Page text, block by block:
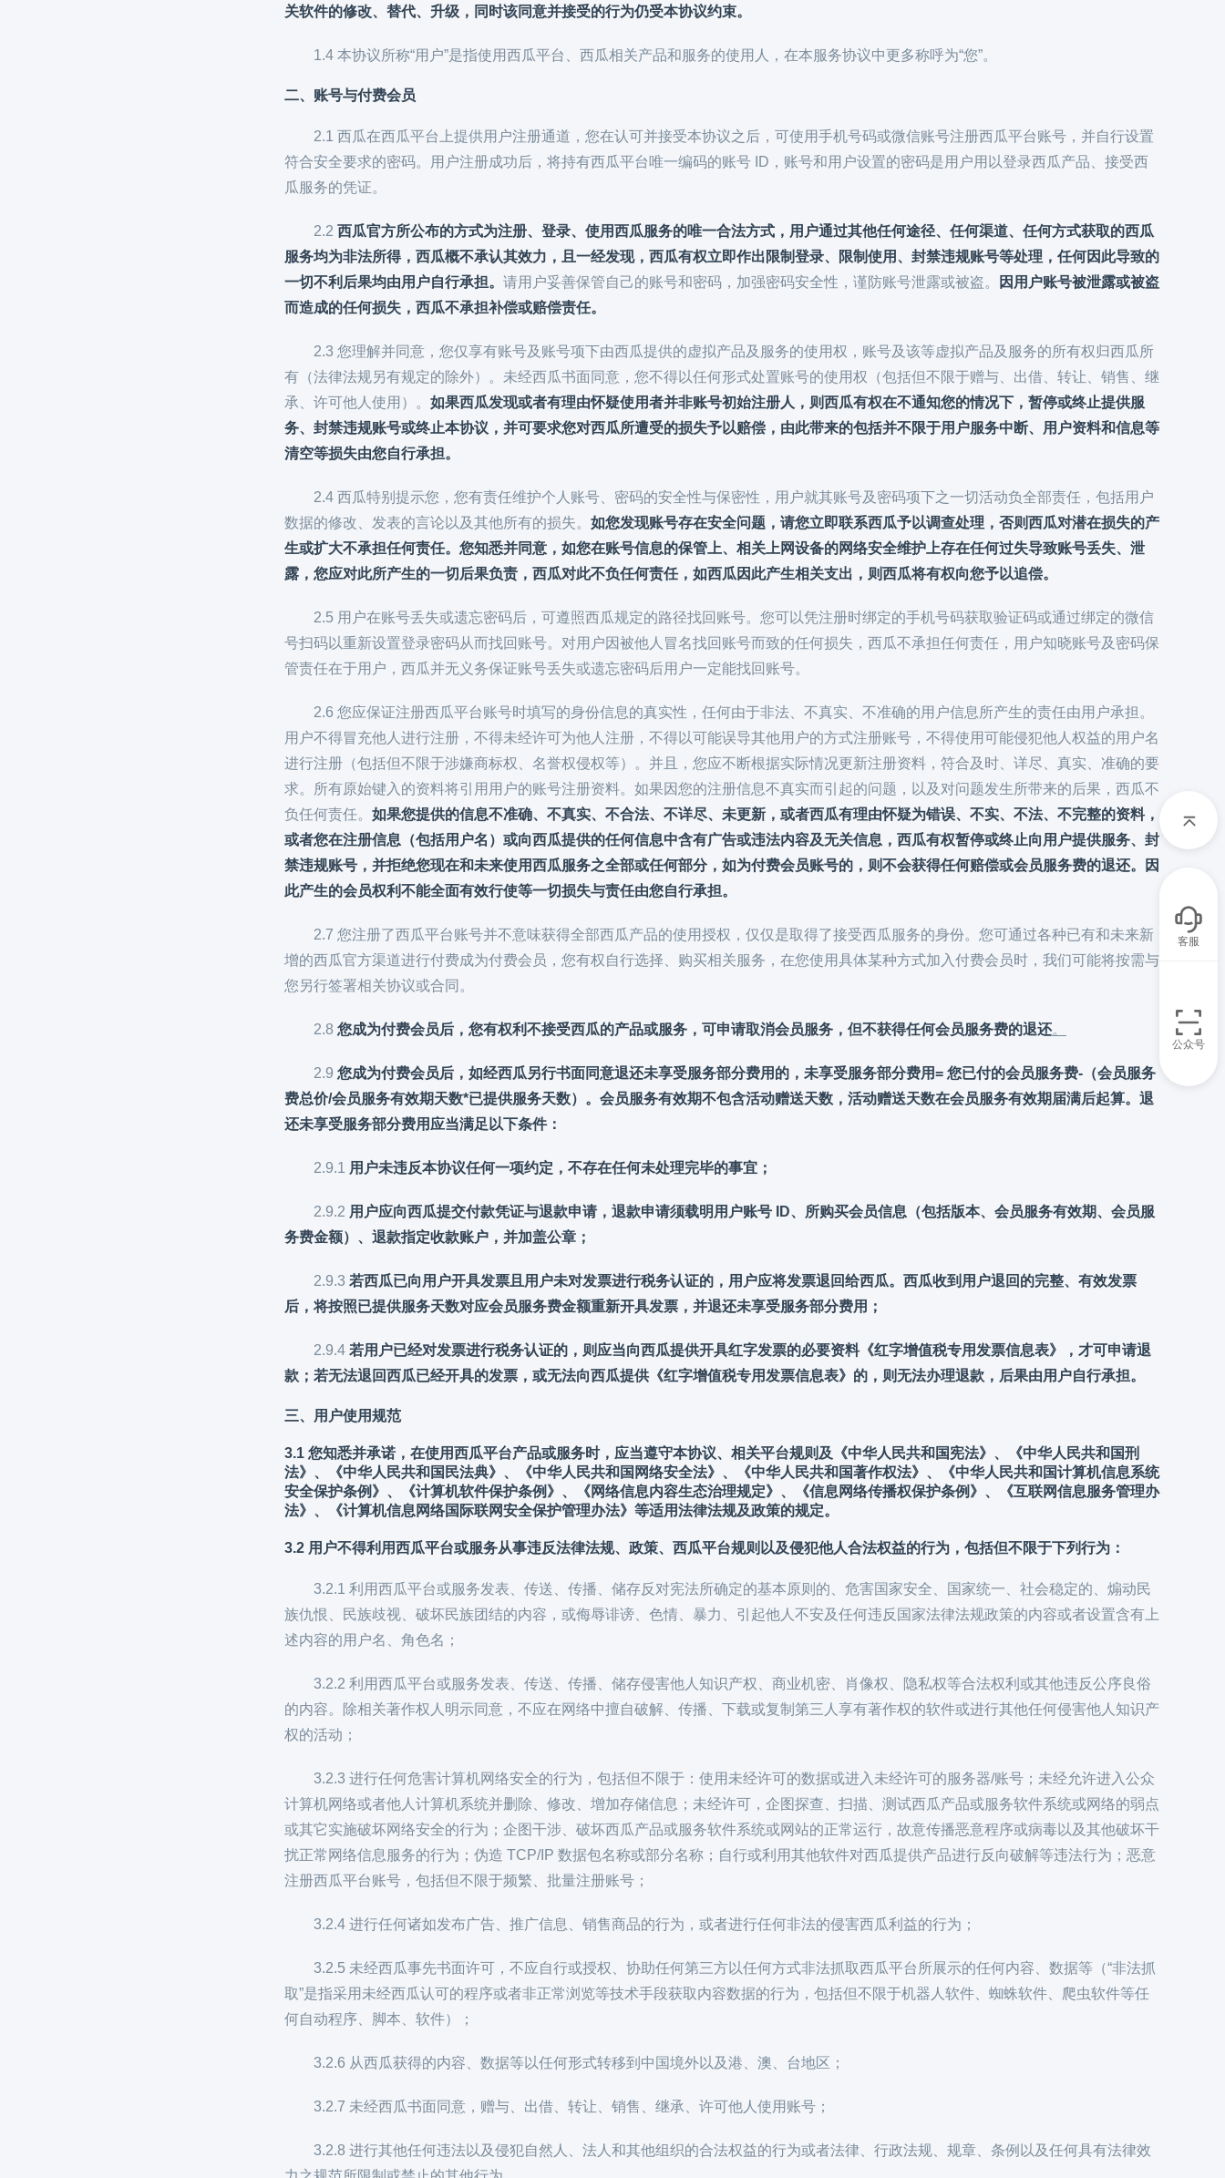
关软件的修改、替代、升级，同时该同意并接受的行为仍受本协议约束。
1.4 本协议所称“用户”是指使用西瓜平台、西瓜相关产品和服务的使用人，在本服务协议中更多称呼为“您”。
二、账号与付费会员
2.1 西瓜在西瓜平台上提供用户注册通道，您在认可并接受本协议之后，可使用手机号码或微信账号注册西瓜平台账号，并自行设置
符合安全要求的密码。用户注册成功后，将持有西瓜平台唯一编码的账号 ID，账号和用户设置的密码是用户用以登录西瓜产品、接受西
瓜服务的凭证。
2.2 西瓜官方所公布的方式为注册、登录、使用西瓜服务的唯一合法方式，用户通过其他任何途径、任何渠道、任何方式获取的西瓜
服务均为非法所得，西瓜概不承认其效力，且一经发现，西瓜有权立即作出限制登录、限制使用、封禁违规账号等处理，任何因此导致的
一切不利后果均由用户自行承担。 请用户妥善保管自己的账号和密码，加强密码安全性，谨防账号泄露或被盗。
因用户账号被泄露或被盗
而造成的任何损失，西瓜不承担补偿或赔偿责任。
2.3 您理解并同意，您仅享有账号及账号项下由西瓜提供的虚拟产品及服务的使用权，账号及该等虚拟产品及服务的所有权归西瓜所
有（法律法规另有规定的除外）。未经西瓜书面同意，您不得以任何形式处置账号的使用权（包括但不限于赠与、出借、转让、销售、继
承、许可他人使用）。 如果西瓜发现或者有理由怀疑使用者并非账号初始注册人，则西瓜有权在不通知您的情况下，暂停或终止提供服
务、封禁违规账号或终止本协议，并可要求您对西瓜所遭受的损失予以赔偿，由此带来的包括并不限于用户服务中断、用户资料和信息等
清空等损失由您自行承担。
2.4 西瓜特别提示您，您有责任维护个人账号、密码的安全性与保密性，用户就其账号及密码项下之一切活动负全部责任，包括用户
数据的修改、发表的言论以及其他所有的损失。 如您发现账号存在安全问题，请您立即联系西瓜予以调查处理，否则西瓜对潜在损失的产
生或扩大不承担任何责任。您知悉并同意，如您在账号信息的保管上、相关上网设备的网络安全维护上存在任何过失导致账号丢失、泄
露，您应对此所产生的一切后果负责，西瓜对此不负任何责任，如西瓜因此产生相关支出，则西瓜将有权向您予以追偿。
2.5 用户在账号丢失或遗忘密码后，可遵照西瓜规定的路径找回账号。您可以凭注册时绑定的手机号码获取验证码或通过绑定的微信
号扫码以重新设置登录密码从而找回账号。对用户因被他人冒名找回账号而致的任何损失，西瓜不承担任何责任，用户知晓账号及密码保
管责任在于用户，西瓜并无义务保证账号丢失或遗忘密码后用户一定能找回账号。
2.6 您应保证注册西瓜平台账号时填写的身份信息的真实性，任何由于非法、不真实、不准确的用户信息所产生的责任由用户承担。
用户不得冒充他人进行注册，不得未经许可为他人注册，不得以可能误导其他用户的方式注册账号，不得使用可能侵犯他人权益的用户名
进行注册（包括但不限于涉嫌商标权、名誉权侵权等）。并且，您应不断根据实际情况更新注册资料，符合及时、详尽、真实、准确的要
求。所有原始键入的资料将引用用户的账号注册资料。如果因您的注册信息不真实而引起的问题，以及对问题发生所带来的后果，西瓜不
负任何责任。 如果您提供的信息不准确、不真实、不合法、不详尽、未更新，或者西瓜有理由怀疑为错误、不实、不法、不完整的资料，
或者您在注册信息（包括用户名）或向西瓜提供的任何信息中含有广告或违法内容及无关信息，西瓜有权暂停或终止向用户提供服务、封
禁违规账号，并拒绝您现在和未来使用西瓜服务之全部或任何部分，如为付费会员账号的，则不会获得任何赔偿或会员服务费的退还。因
此产生的会员权利不能全面有效行使等一切损失与责任由您自行承担。
2.7 您注册了西瓜平台账号并不意味获得全部西瓜产品的使用授权，仅仅是取得了接受西瓜服务的身份。您可通过各种已有和未来新
增的西瓜官方渠道进行付费成为付费会员，您有权自行选择、购买相关服务，在您使用具体某种方式加入付费会员时，我们可能将按需与
您另行签署相关协议或合同。
2.8 您成为付费会员后，您有权利不接受西瓜的产品或服务，可申请取消会员服务，但不获得任何会员服务费的退还。
2.9 您成为付费会员后，如经西瓜另行书面同意退还未享受服务部分费用的，未享受服务部分费用= 您已付的会员服务费-（会员服务
费总价/会员服务有效期天数*已提供服务天数）。会员服务有效期不包含活动赠送天数，活动赠送天数在会员服务有效期届满后起算。退
还未享受服务部分费用应当满足以下条件：
2.9.1 用户未违反本协议任何一项约定，不存在任何未处理完毕的事宜；
2.9.2 用户应向西瓜提交付款凭证与退款申请，退款申请须载明用户账号 ID、所购买会员信息（包括版本、会员服务有效期、会员服
务费金额）、退款指定收款账户，并加盖公章；
2.9.3 若西瓜已向用户开具发票且用户未对发票进行税务认证的，用户应将发票退回给西瓜。西瓜收到用户退回的完整、有效发票
后，将按照已提供服务天数对应会员服务费金额重新开具发票，并退还未享受服务部分费用；
2.9.4 若用户已经对发票进行税务认证的，则应当向西瓜提供开具红字发票的必要资料《红字增值税专用发票信息表》，才可申请退
款；若无法退回西瓜已经开具的发票，或无法向西瓜提供《红字增值税专用发票信息表》的，则无法办理退款，后果由用户自行承担。
三、用户使用规范
3.1 您知悉并承诺，在使用西瓜平台产品或服务时，应当遵守本协议、相关平台规则及《中华人民共和国宪法》、《中华人民共和国刑
法》、《中华人民共和国民法典》、《中华人民共和国网络安全法》、《中华人民共和国著作权法》、《中华人民共和国计算机信息系统
安全保护条例》、《计算机软件保护条例》、《网络信息内容生态治理规定》、《信息网络传播权保护条例》、《互联网信息服务管理办
法》、《计算机信息网络国际联网安全保护管理办法》等适用法律法规及政策的规定。
3.2 用户不得利用西瓜平台或服务从事违反法律法规、政策、西瓜平台规则以及侵犯他人合法权益的行为，包括但不限于下列行为：
3.2.1 利用西瓜平台或服务发表、传送、传播、储存反对宪法所确定的基本原则的、危害国家安全、国家统一、社会稳定的、煽动民
族仇恨、民族歧视、破坏民族团结的内容，或侮辱诽谤、色情、暴力、引起他人不安及任何违反国家法律法规政策的内容或者设置含有上
述内容的用户名、角色名；
3.2.2 利用西瓜平台或服务发表、传送、传播、储存侵害他人知识产权、商业机密、肖像权、隐私权等合法权利或其他违反公序良俗
的内容。除相关著作权人明示同意，不应在网络中擅自破解、传播、下载或复制第三人享有著作权的软件或进行其他任何侵害他人知识产
权的活动；
3.2.3 进行任何危害计算机网络安全的行为，包括但不限于：使用未经许可的数据或进入未经许可的服务器/账号；未经允许进入公众
计算机网络或者他人计算机系统并删除、修改、增加存储信息；未经许可，企图探查、扫描、测试西瓜产品或服务软件系统或网络的弱点
或其它实施破坏网络安全的行为；企图干涉、破坏西瓜产品或服务软件系统或网站的正常运行，故意传播恶意程序或病毒以及其他破坏干
扰正常网络信息服务的行为；伪造 TCP/IP 数据包名称或部分名称；自行或利用其他软件对西瓜提供产品进行反向破解等违法行为；恶意
注册西瓜平台账号，包括但不限于频繁、批量注册账号；
3.2.4 进行任何诸如发布广告、推广信息、销售商品的行为，或者进行任何非法的侵害西瓜利益的行为；
3.2.5 未经西瓜事先书面许可，不应自行或授权、协助任何第三方以任何方式非法抓取西瓜平台所展示的任何内容、数据等（“非法抓
取”是指采用未经西瓜认可的程序或者非正常浏览等技术手段获取内容数据的行为，包括但不限于机器人软件、蜘蛛软件、爬虫软件等任
何自动程序、脚本、软件）；
3.2.6 从西瓜获得的内容、数据等以任何形式转移到中国境外以及港、澳、台地区；
3.2.7 未经西瓜书面同意，赠与、出借、转让、销售、继承、许可他人使用账号；
3.2.8 进行其他任何违法以及侵犯自然人、法人和其他组织的合法权益的行为或者法律、行政法规、规章、条例以及任何具有法律效
客服
公众号